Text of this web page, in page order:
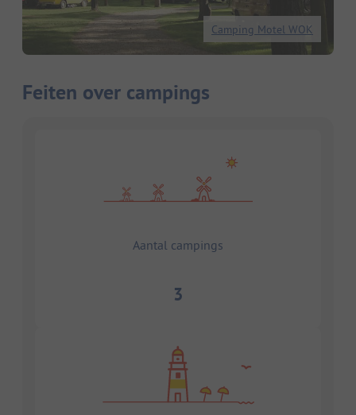
Camping Motel WOK
Feiten over campings
Aantal campings
3